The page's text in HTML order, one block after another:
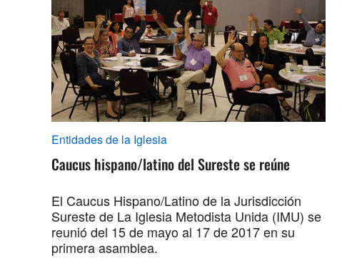
Entidades de la Iglesia
Caucus hispano/latino del Sureste se reúne
El Caucus Hispano/Latino de la Jurisdicción
Sureste de La Iglesia Metodista Unida (IMU) se
reunió del 15 de mayo al 17 de 2017 en su
primera asamblea.